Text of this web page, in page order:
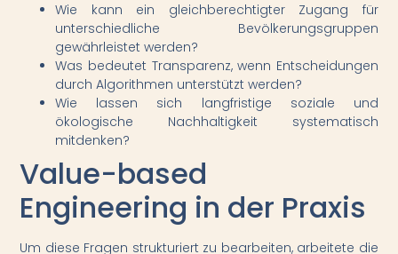
Wie kann ein gleichberechtigter Zugang für
unterschiedliche Bevölkerungsgruppen
gewährleistet werden?
Was bedeutet Transparenz, wenn Entscheidungen
durch Algorithmen unterstützt werden?
Wie lassen sich langfristige soziale und
ökologische Nachhaltigkeit systematisch
mitdenken?
Value-based
Engineering in der Praxis
Um diese Fragen strukturiert zu bearbeiten, arbeitete die